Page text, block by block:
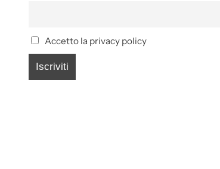
Accetto la privacy policy